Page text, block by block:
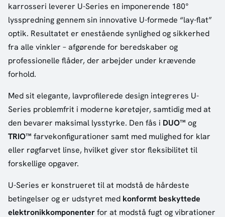
karrosseri leverer U-Series en imponerende 180°
lysspredning gennem sin innovative U-formede “lay-flat”
optik. Resultatet er enestående synlighed og sikkerhed
fra alle vinkler – afgørende for beredskaber og
professionelle flåder, der arbejder under krævende
forhold.
Med sit elegante, lavprofilerede design integreres U-
Series problemfrit i moderne køretøjer, samtidig med at
den bevarer maksimal lysstyrke. Den fås i DUO™ og
TRIO™ farvekonfigurationer samt med mulighed for klar
eller røgfarvet linse, hvilket giver stor fleksibilitet til
forskellige opgaver.
U-Series er konstrueret til at modstå de hårdeste
betingelser og er udstyret med konformt beskyttede
elektronikkomponenterfor at modstå fugt og vibrationer